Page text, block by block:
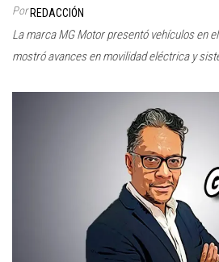
Por REDACCIÓN
La marca MG Motor presentó vehículos en
mostró avances en movilidad eléctrica y